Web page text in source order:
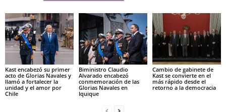
Kast encabezó su primer
acto de Glorias Navales y
llamó a fortalecer la
unidad y el amor por
Chile
Biministro Claudio
Alvarado encabezó
conmemoración de las
Glorias Navales en
Iquique
Cambio de gabinete de
Kast se convierte en el
más rápido desde el
retorno a la democracia